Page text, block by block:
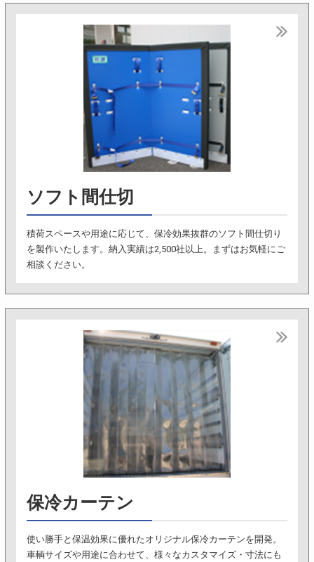
ソフト間仕切
積荷スペースや用途に応じて、保冷効果抜群のソフト間仕切り
を製作いたします。納入実績は2,500社以上。まずはお気軽にご
相談ください。
保冷カーテン
使い勝手と保温効果に優れたオリジナル保冷カーテンを開発。
車輌サイズや用途に合わせて、様々なカスタマイズ・寸法にも